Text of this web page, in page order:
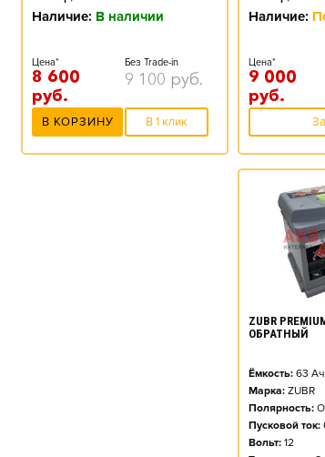
Наличие: В наличии
Цена*
8 600
руб.
Без Trade-in
9 100 руб.
В КОРЗИНУ В 1 клик
Наличие:
Цена*
9 000
руб.
ZUBR
ОБРАТНЫЙ
Ёмкость: 63 Ач
Марка: ZUBR
Полярность:
Пусковой ток:
Вольт: 12